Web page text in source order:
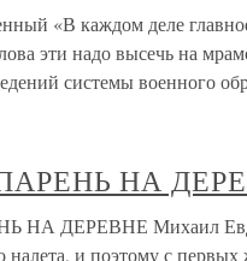
«В каждом деле
эти надо высечь на
системы военного
НА
ДЕРЕВНЕ Михаил
налета, и поэтому с